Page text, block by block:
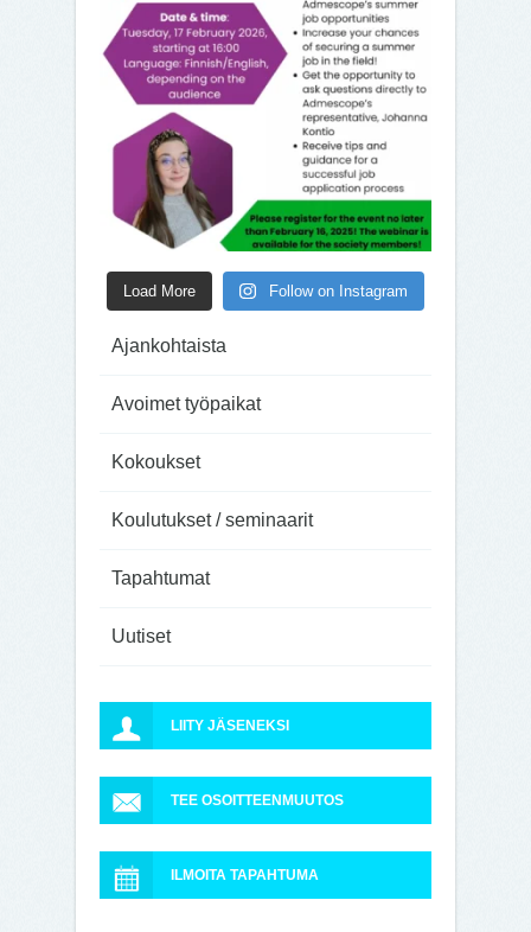
Load More Follow on Instagram
Ajankohtaista
Avoimet työpaikat
Kokoukset
Koulutukset / seminaarit
Tapahtumat
Uutiset
LIITY JÄSENEKSI
TEE OSOITTEENMUUTOS
ILMOITA TAPAHTUMA